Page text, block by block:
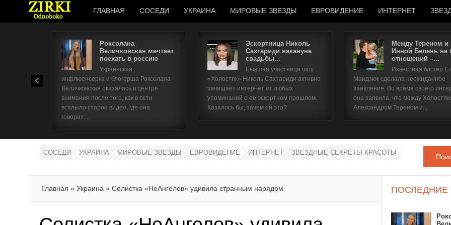
ГЛАВНАЯ СОСЕДИ УКРАИНА МИРОВЫЕ ЗВЕЗДЫ ЕВРОВИДЕНИЕ ИНТЕРНЕТ
Роксолана
Величковская мечтает
поехать в россию
Украинская
инфлюенсерка и блогерша Роксолана
Величковская оказалась в центре
внимания после того, как в сети
всплыло старое видео, где она
говорит:...
Эскортница Николь
Сахтариди накануне
свадьбы...
Бывшая участница шоу
«Холостяк» Николь Сахтариди активно
зачищает интернет от любых
упоминаний о ее эскортном прошлом.
Казалось бы, зачем ей это?
Между Тереном и
Инной Белень не
отношений –...
Известная блогер
Мандзюк сделала неожиданное
заявление. Во время своего
она заявила, что между
Александром Тереном и...
СОСЕДИ УКРАИНА МИРОВЫЕ ЗВЕЗДЫ ЕВРОВИДЕНИЕ ИНТЕРНЕТ ЗВЕЗДНЫЕ СЕКРЕТЫ КРАСОТЫ
Главная » Украина » Солистка «НеАнгелов» удивила странным нарядом ПОСЛЕДНИЕ
Имя пользователя
Забыли имя пользователя?